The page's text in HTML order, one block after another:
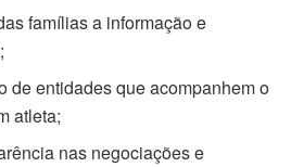
famílias a informação e
de entidades que acompanhem o
atleta;
nas negociações e